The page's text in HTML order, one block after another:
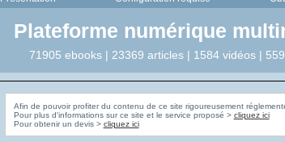
Plateforme numérique
71905 ebooks | 23369 articles | 1584 vidéos |
Afin de pouvoir profiter du contenu de ce site rigoureusement
Pour plus d'informations sur ce site et le service proposé > cliquez ici
Pour obtenir un devis > cliquez ici